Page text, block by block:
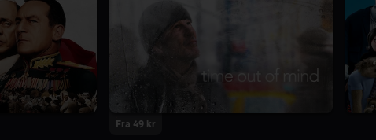
Fra 49 kr